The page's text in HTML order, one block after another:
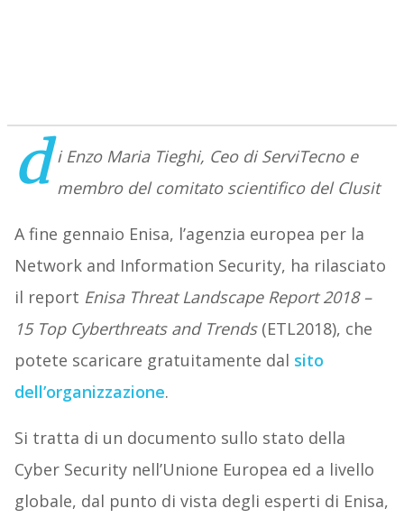
d i Enzo Maria Tieghi, Ceo di ServiTecno e
membro del comitato scientifico del Clusit
A fine gennaio Enisa, l’agenzia europea per la
Network and Information Security, ha rilasciato
il report Enisa Threat Landscape Report 2018 –
15 Top Cyberthreats and Trends(ETL2018), che
potete scaricare gratuitamente dal sito
dell’organizzazione.
Si tratta di un documento sullo stato della
Cyber Security nell’Unione Europea ed a livello
globale, dal punto di vista degli esperti di Enisa,